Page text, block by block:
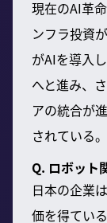
現在のAI革
ンフラ投資
がAIを導入
へと進み、
アの統合が
されている。
Q. ロボット
日本の企業
価を得てい